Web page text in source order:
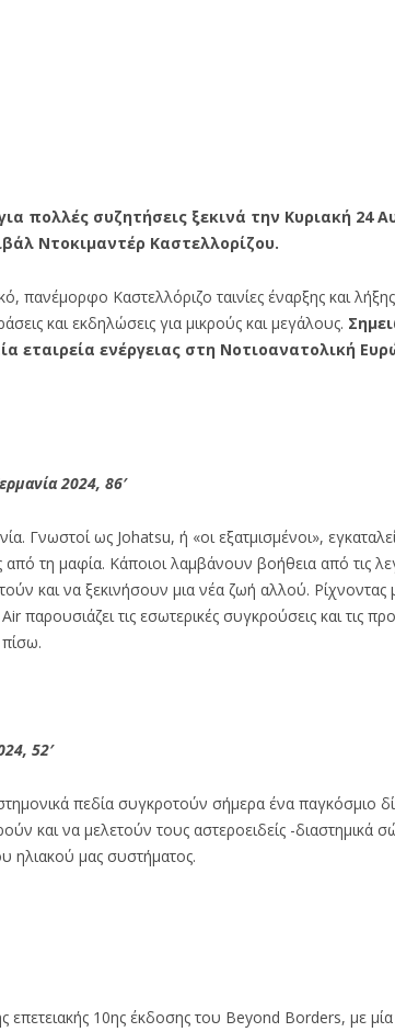
πολλές συζητήσεις ξεκινά την Κυριακή 24
Ντοκιμαντέρ Καστελλορίζου.
πανέμορφο Καστελλόριζο ταινίες έναρξης και
και εκδηλώσεις για μικρούς και μεγάλους.
εταιρεία ενέργειας στη Νοτιοανατολική
2024, 86′
Γνωστοί ως Johatsu, ή «οι εξατμισμένοι»,
τη μαφία. Κάποιοι λαμβάνουν βοήθεια από τις
και να ξεκινήσουν μια νέα ζωή αλλού. Ρίχνοντας
τις εσωτερικές συγκρούσεις και τις
52′
πεδία συγκροτούν σήμερα ένα παγκόσμιο
και να μελετούν τους αστεροειδείς -διαστημικά
ηλιακού μας συστήματος.
επετειακής 10ης έκδοσης του Beyond Borders, με